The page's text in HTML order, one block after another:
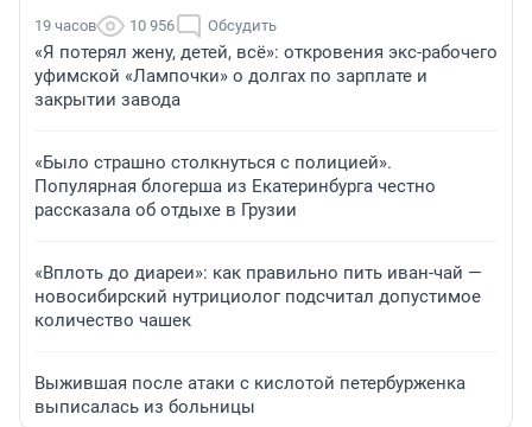
19 часов 10 956 Обсудить
«Я потерял жену, детей, всё»: откровения экс-рабочего
уфимской «Лампочки» о долгах по зарплате и
закрытии завода
«Было страшно столкнуться с полицией».
Популярная блогерша из Екатеринбурга честно
рассказала об отдыхе в Грузии
«Вплоть до диареи»: как правильно пить иван-чай —
новосибирский нутрициолог подсчитал допустимое
количество чашек
Выжившая после атаки с кислотой петербурженка
выписалась из больницы